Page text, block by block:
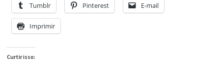
Tumblr Pinterest E-mail
Imprimir
Curtir isso: